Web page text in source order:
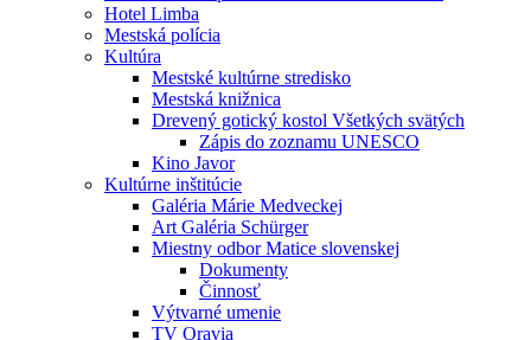
Hotel Limba
Mestská polícia
Kultúra
Mestské kultúrne stredisko
Mestská knižnica
Drevený gotický kostol Všetkých svätých
Zápis do zoznamu UNESCO
Kino Javor
Kultúrne inštitúcie
Galéria Márie Medveckej
Art Galéria Schürger
Miestny odbor Matice slovenskej
Dokumenty
Činnosť
Výtvarné umenie
TV Oravia